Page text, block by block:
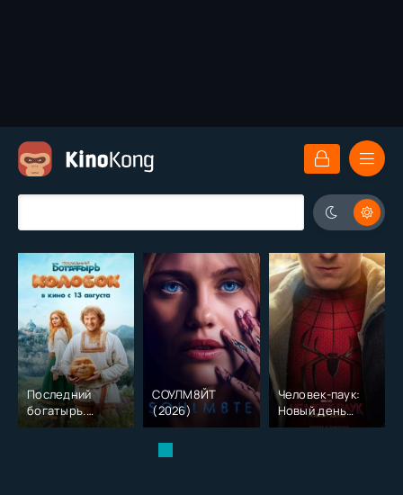
Последний
богатырь.
Колобок (2026)
СОУЛМ8ЙТ
(2026)
Человек-паук:
Новый день
(2026)